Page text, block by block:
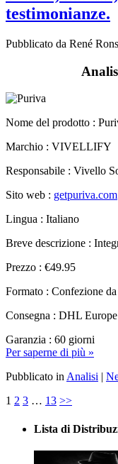
Pubblicato da René Ronse
Nome del prodotto :
Marchio : VIVELLIFY
Responsabile : Vivello
Sito web :getpuriva.com
Lingua : Italiano
Breve descrizione :
Prezzo : €49.95
Formato : Confezione da
Consegna : DHL Europe
Garanzia : 60 giorni
Pubblicato inAnalisi
1 2 3 … 13 >>
Lista di